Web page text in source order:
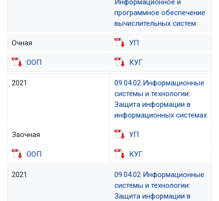
Информационное и
программное обеспечение
вычислительных систем
Очная УП
ООП КУГ
2021
09.04.02 Информационные
системы и технологии:
Защита информации в
информационных системах
Заочная УП
ООП КУГ
2021
09.04.02 Информационные
системы и технологии:
Защита информации в